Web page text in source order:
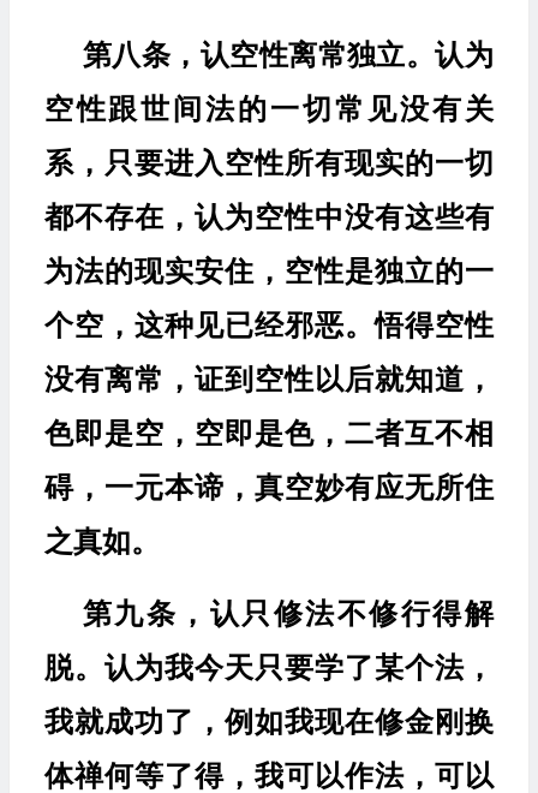
第八条，认空性离常独立。认为
空性跟世间法的一切常见没有关
系，只要进入空性所有现实的一切
都不存在，认为空性中没有这些有
为法的现实安住，空性是独立的一
个空，这种见已经邪恶。悟得空性
没有离常，证到空性以后就知道，
色即是空，空即是色，二者互不相
碍，一元本谛，真空妙有应无所住
之真如。
第九条，认只修法不修行得解
脱。认为我今天只要学了某个法，
我就成功了，例如我现在修金刚换
体禅何等了得，我可以作法，可以